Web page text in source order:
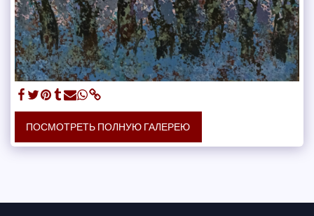
ПОСМОТРЕТЬ ПОЛНУЮ ГАЛЕРЕЮ